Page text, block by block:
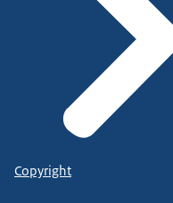
Copyright